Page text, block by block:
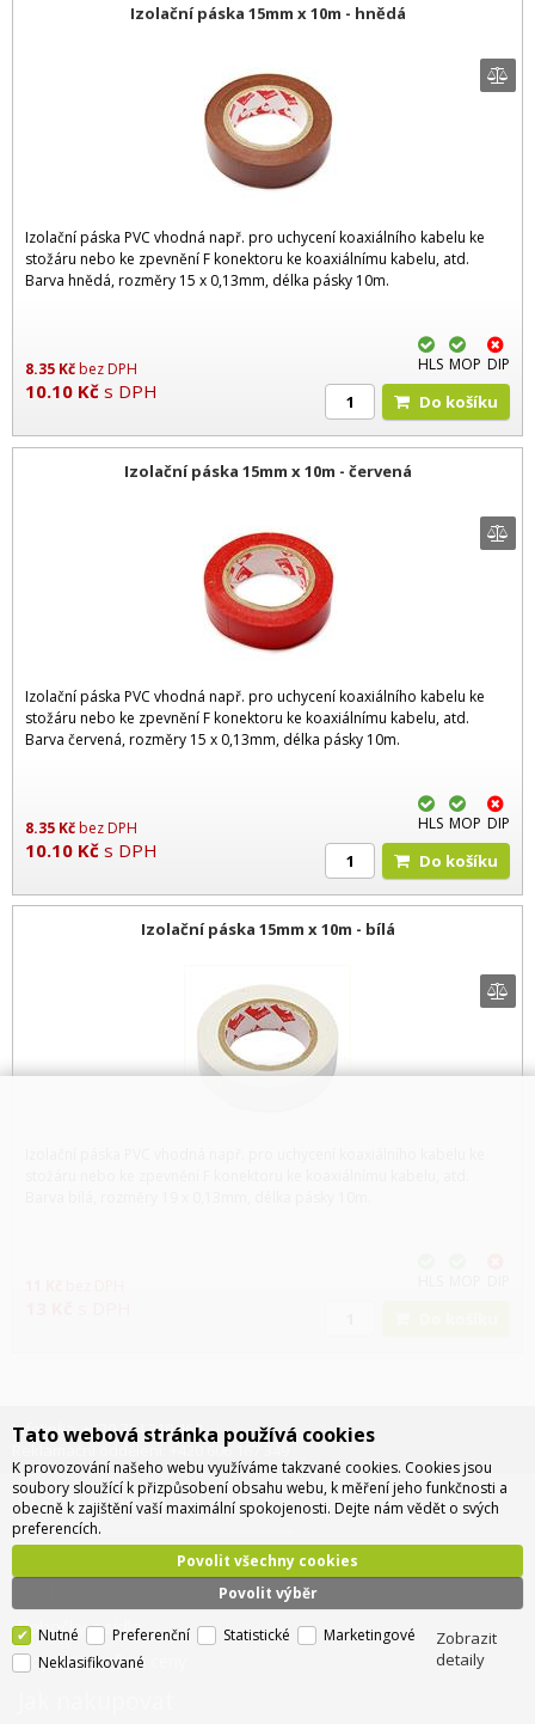
Izolační páska 15mm x 10m - hnědá
Izolační páska PVC vhodná např. pro uchycení koaxiálního kabelu ke
stožáru nebo ke zpevnění F konektoru ke koaxiálnímu kabelu, atd.
Barva hnědá, rozměry 15 x 0,13mm, délka pásky 10m.
8.35 Kčbez DPH
10.10 Kč s DPH
HLS MOP DIP
Do košíku
Izolační páska 15mm x 10m - červená
Izolační páska PVC vhodná např. pro uchycení koaxiálního kabelu ke
stožáru nebo ke zpevnění F konektoru ke koaxiálnímu kabelu, atd.
Barva červená, rozměry 15 x 0,13mm, délka pásky 10m.
8.35 Kčbez DPH
10.10 Kč s DPH
HLS MOP DIP
Do košíku
Izolační páska 15mm x 10m - bílá
Infolinka: +420 734 310 460
Reklamační oddělení: +420 606 167 349
O společnosti
Pobočky a sídlo
Doprava - info a ceny
Tato webová stránka používá cookies
K provozování našeho webu využíváme takzvané cookies. Cookies jsou
soubory sloužící k přizpůsobení obsahu webu, k měření jeho funkčnosti a
obecně k zajištění vaší maximální spokojenosti. Dejte nám vědět o svých
preferencích.
Povolit výběr
Povolit všechny cookies
Nutné Preferenční Statistické
Marketingové
Neklasifikované
Zobrazit
detaily